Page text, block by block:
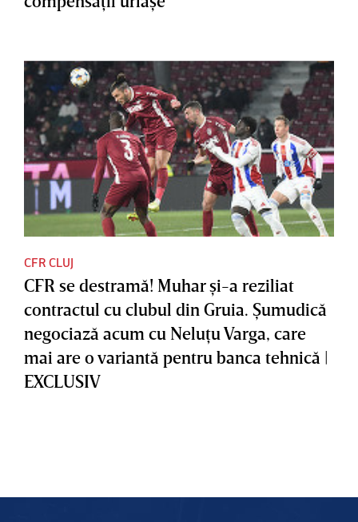
CFR CLUJ
CFR se destramă! Muhar şi-a reziliat
contractul cu clubul din Gruia. Şumudică
negociază acum cu Neluţu Varga, care
mai are o variantă pentru banca tehnică |
EXCLUSIV